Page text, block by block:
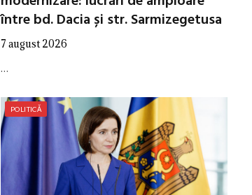
între bd. Dacia și str. Sarmizegetusa
7 august 2026
…
POLITICĂ